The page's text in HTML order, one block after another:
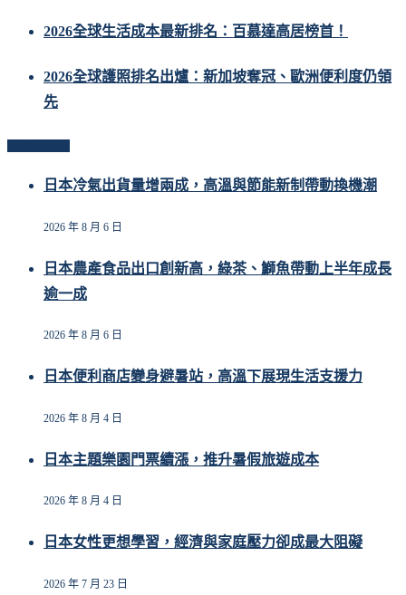
2026全球生活成本最新排名：百慕達高居榜首！
2026全球護照排名出爐：新加坡奪冠、歐洲便利度仍領
先
日本冷氣出貨量增兩成，高溫與節能新制帶動換機潮
2026 年 8 月 6 日
日本農產食品出口創新高，綠茶、鰤魚帶動上半年成長
逾一成
2026 年 8 月 6 日
日本便利商店變身避暑站，高溫下展現生活支援力
2026 年 8 月 4 日
日本主題樂園門票續漲，推升暑假旅遊成本
2026 年 8 月 4 日
日本女性更想學習，經濟與家庭壓力卻成最大阻礙
2026 年 7 月 23 日